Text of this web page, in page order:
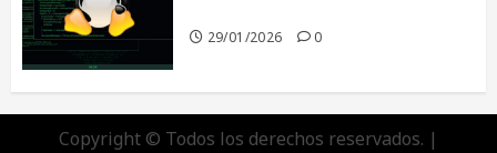
29/01/2026 0
Copyright © Todos los derechos reservados. |